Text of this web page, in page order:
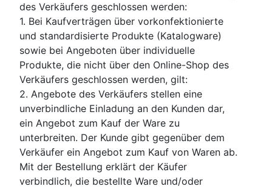
des Verkäufers geschlossen werden:
1. Bei Kaufverträgen über vorkonfektionierte
und standardisierte Produkte (Katalogware)
sowie bei Angeboten über individuelle
Produkte, die nicht über den Online-Shop des
Verkäufers geschlossen werden, gilt:
2. Angebote des Verkäufers stellen eine
unverbindliche Einladung an den Kunden dar,
ein Angebot zum Kauf der Ware zu
unterbreiten. Der Kunde gibt gegenüber dem
Verkäufer ein Angebot zum Kauf von Waren ab.
Mit der Bestellung erklärt der Käufer
verbindlich, die bestellte Ware und/oder